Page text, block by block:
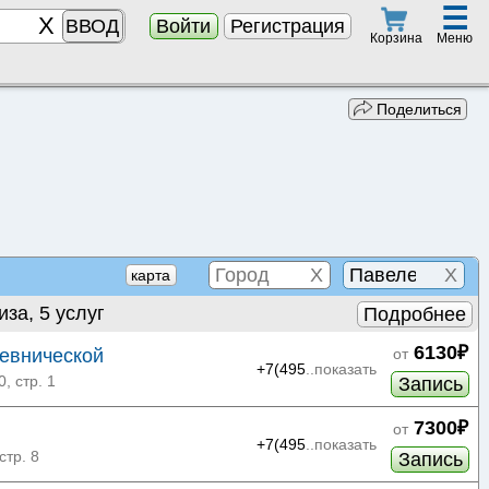
ВВОД Войти Регистрация
Корзина
☰
Меню
Поделиться
карта X
X
5 услуг
Подробнее
стр. 1
+7(495 ..показать
от 6130₽
Запись
8
+7(495 ..показать
от 7300₽
Запись